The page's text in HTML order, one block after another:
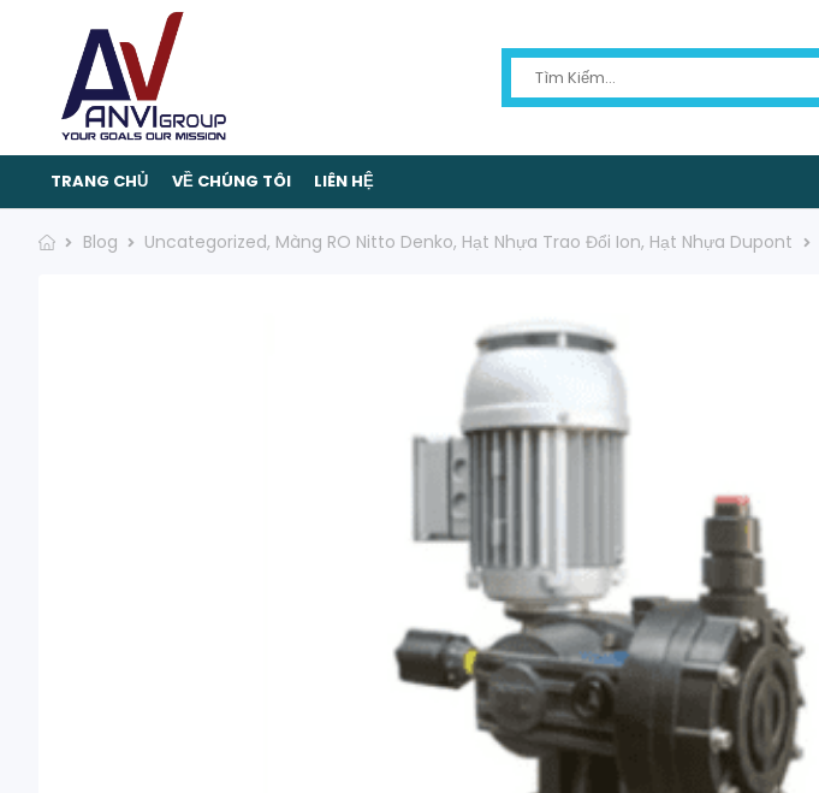
TRANG CHỦ VỀ CHÚNG TÔI LIÊN HỆ
Blog Uncategorized, Màng RO Nitto Denko, Hạt Nhựa Trao Đổi Ion, Hạt Nhựa Dupont